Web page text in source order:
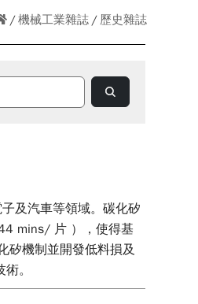
機械工業雜誌 歷史雜誌
及汽車等領域。碳化矽
mins/ 片 ），使得基
矽機制並開發低料損及
。